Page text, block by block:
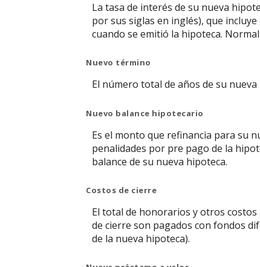
La tasa de interés de su nueva
por sus siglas en inglés), que
cuando se emitió la hipoteca.
Nuevo término
El número total de años de su nueva
Nuevo balance hipotecario
Es el monto que refinancia para su
penalidades por pre pago de la
balance de su nueva hipoteca.
Costos de cierre
El total de honorarios y otros costos
de cierre son pagados con fondos
de la nueva hipoteca).